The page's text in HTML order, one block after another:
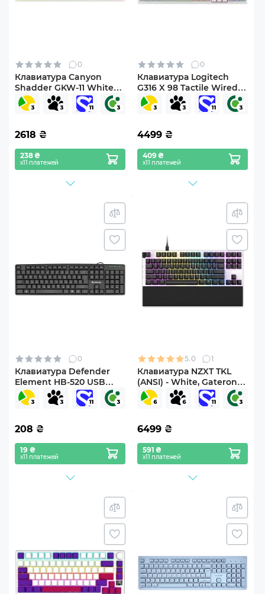
0
Клавиатура Canyon
Shadder GKW-11 White
(CND-SKBW11)
2618 ₴
238 ₴
х11 платежей
0
Клавиатура Logitech
G316 X 98 Tactile Wired
Gaming White (920-
014231)
4499 ₴
409 ₴
х11 платежей
0
Клавиатура Defender
Element HB-520 USB
UKR Black (45529)
208 ₴
19 ₴
х11 платежей
5.0 1
Клавиатура NZXT TKL
(ANSI) - White, Gateron
Red Switches, US EN
Layout (KB-1TKUS-WR)
6499 ₴
591 ₴
х11 платежей